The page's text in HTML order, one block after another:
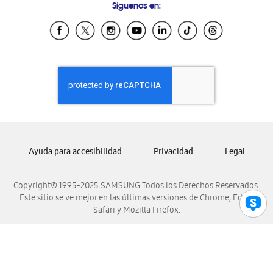
Samsung Ecuador
Samsung El Salvador
Samsung Honduras
Samsung Nicaragua
Samsung Panamá
Samsung Venezuela
Síguenos en:
Copyright© 1995-2025 SAMSUNG Todos los Derechos Reservados.
Este sitio se ve mejor en las últimas versiones de Chrome, Edge,
Safari y Mozilla Firefox.
Ayuda para accesibilidad Privacidad Legal